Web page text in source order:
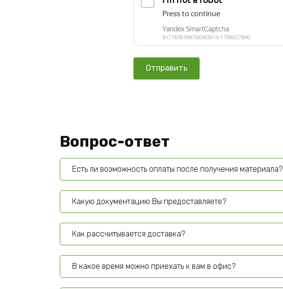
Вопрос-ответ
Есть ли возможность оплаты после получения материала?
Какую документацию Вы предоставляете?
Как рассчитывается доставка?
В какое время можно приехать к вам в офис?